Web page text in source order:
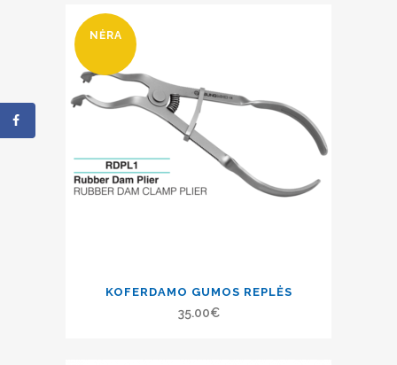
NĖRA
KOFERDAMO GUMOS REPLĖS
35.00€